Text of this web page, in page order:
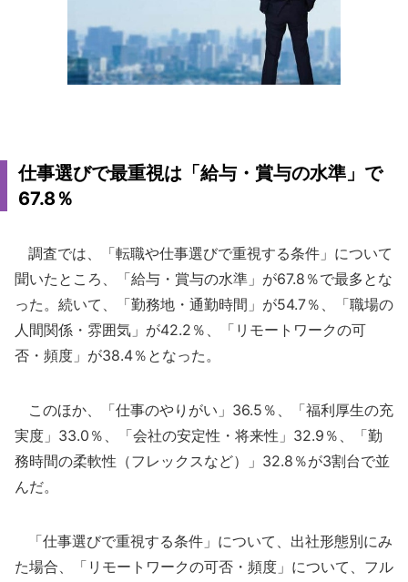
仕事選びで最重視は「給与・賞与の水準」で
67.8％
調査では、「転職や仕事選びで重視する条件」について
聞いたところ、「給与・賞与の水準」が67.8％で最多とな
った。続いて、「勤務地・通勤時間」が54.7％、「職場の
人間関係・雰囲気」が42.2％、「リモートワークの可
否・頻度」が38.4％となった。
このほか、「仕事のやりがい」36.5％、「福利厚生の充
実度」33.0％、「会社の安定性・将来性」32.9％、「勤
務時間の柔軟性（フレックスなど）」32.8％が3割台で並
んだ。
「仕事選びで重視する条件」について、出社形態別にみ
た場合、「リモートワークの可否・頻度」について、フル